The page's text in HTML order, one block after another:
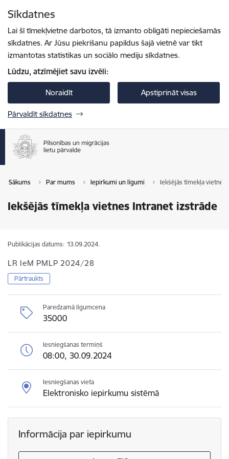
Sīkdatnes
Lai šī tīmekļvietne darbotos, tā izmanto obligāti nepieciešamās
sīkdatnes. Ar Jūsu piekrišanu papildus šajā vietnē var tikt
izmantotas statistikas un sociālo mediju sīkdatnes.
Lūdzu, atzīmējiet savu izvēli:
Noraidīt Apstiprināt visas
Pārvaldīt sīkdatnes
Sākums Par mums Iepirkumi un līgumi Iekšējās tīmekļa
Iekšējās tīmekļa vietnes Intranet izstrāde
Publikācijas datums: 13.09.2024.
LR IeM PMLP 2024/28
Pārtraukts
Paredzamā līgumcena
35000
Iesniegšanas termiņš
08:00, 30.09.2024
Iesniegšanas vieta
Elektronisko iepirkumu sistēmā
Informācija par iepirkumu